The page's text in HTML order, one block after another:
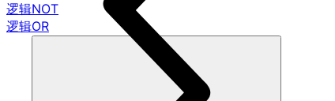
逻辑NOT
逻辑OR